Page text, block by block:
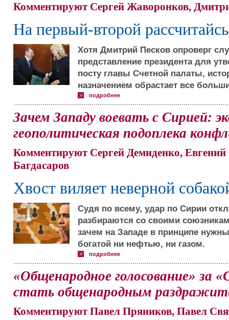
Комментируют Сергей Жаворонков,
На первый-второй рассчитайсь
Хотя Дмитрий Песков опроверг
представление президента для
посту главы Счетной палаты,
назначением обрастает все
подробнее
Зачем Западу воевать с Сирией:
геополитическая подоплека
Комментируют Сергей Демиденко, Евгений
Багдасаров
Хвост виляет неверной
Судя по всему, удар по Сирии
разбираются со своими
зачем на Западе в принципе
богатой ни нефтью, ни газом.
подробнее
«Общенародное голосование» за
стать общенародным
Комментируют Павел Пряников, Павел